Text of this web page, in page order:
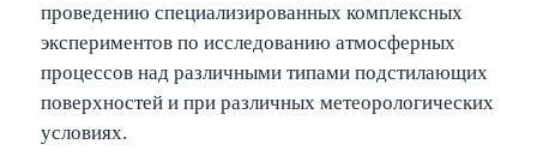
проведению специализированных комплексных
экспериментов по исследованию атмосферных
процессов над различными типами подстилающих
поверхностей и при различных метеорологических
условиях.